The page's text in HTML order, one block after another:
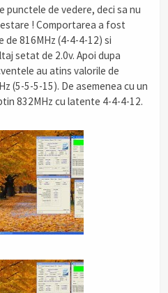
de vedere, deci sa nu
! Comportarea a fost
816MHz (4-4-4-12) si
setat de 2.0v. Apoi dupa
au atins valorile de
(5-5-5-15). De asemenea cu un
832MHz cu latente 4-4-4-12.